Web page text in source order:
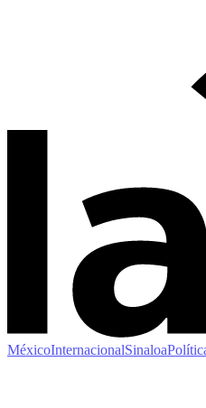
MéxicoInternacionalSinaloa